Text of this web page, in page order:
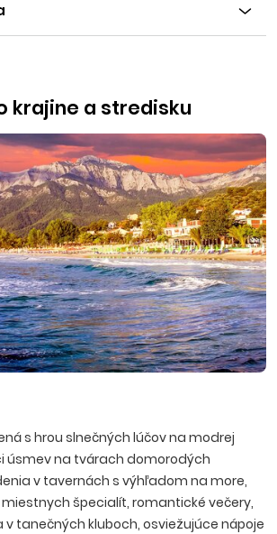
krajine a stredisku
s hrou slnečných lúčov na modrej
úsmev na tvárach domorodých
v tavernách s výhľadom na more,
špecialít, romantické večery,
tanečných kluboch, osviežujúce nápoje